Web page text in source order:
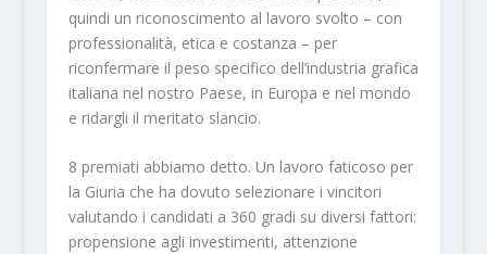
quindi un riconoscimento al lavoro svolto – con
professionalità, etica e costanza – per
riconfermare il peso specifico dell’industria grafica
italiana nel nostro Paese, in Europa e nel mondo
e ridargli il meritato slancio.
8 premiati abbiamo detto. Un lavoro faticoso per
la Giuria che ha dovuto selezionare i vincitori
valutando i candidati a 360 gradi su diversi fattori:
propensione agli investimenti, attenzione